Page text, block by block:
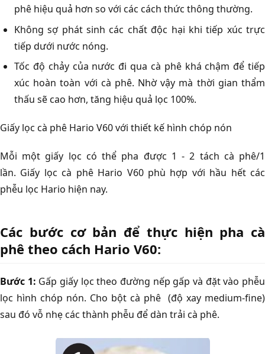
phê hiệu quả hơn so với các cách thức thông thường.
Không sợ phát sinh các chất độc hại khi tiếp xúc trực
tiếp dưới nước nóng.
Tốc độ chảy của nước đi qua cà phê khá chậm để tiếp
xúc hoàn toàn với cà phê. Nhờ vậy mà thời gian thẩm
thấu sẽ cao hơn, tăng hiệu quả lọc 100%.
Giấy lọc cà phê Hario V60 với thiết kế hình chóp nón
Mỗi một giấy lọc có thể pha được 1 - 2 tách cà phê/1
lần. Giấy lọc cà phê Hario V60 phù hợp với hầu hết các
phễu lọc Hario hiện nay.
Các bước cơ bản để thực hiện pha cà
phê theo cách Hario V60:
Bước 1: Gấp giấy lọc theo đường nếp gấp và đặt vào phễu
lọc hình chóp nón. Cho bột cà phê (độ xay medium-fine)
sau đó vỗ nhẹ các thành phễu để dàn trải cà phê.